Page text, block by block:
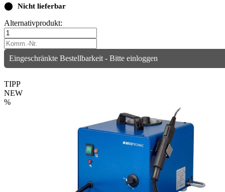
⬤ Nicht lieferbar
Alternativprodukt:
Eingeschränkte Bestellbarkeit - Bitte einloggen
TIPP
NEW
%